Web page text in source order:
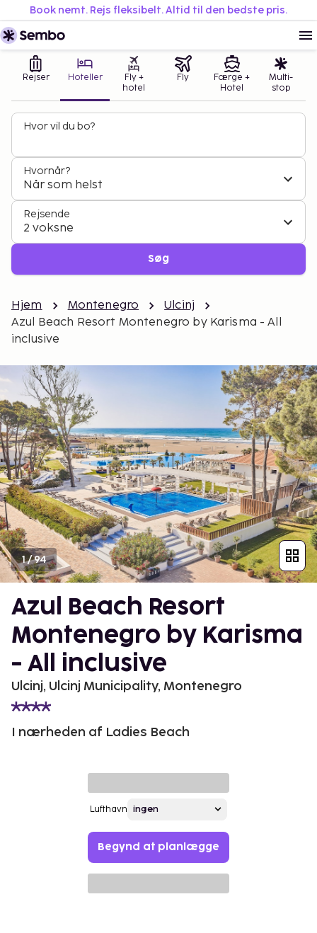
Book nemt. Rejs fleksibelt. Altid til den bedste pris.
Rejser Hoteller
Fly +
hotel
Fly
Færge +
Hotel
Multi-
stop
Hvor vil du bo?
Hvornår?
Når som helst
Rejsende
2 voksne
Søg
Hjem Montenegro
Ulcinj
Azul Beach Resort Montenegro by Karisma - All
inclusive
1/94
Azul Beach Resort
Montenegro by Karisma
- All inclusive
Ulcinj, Ulcinj Municipality, Montenegro
I nærheden af Ladies Beach
Lufthavn
Begynd at planlægge